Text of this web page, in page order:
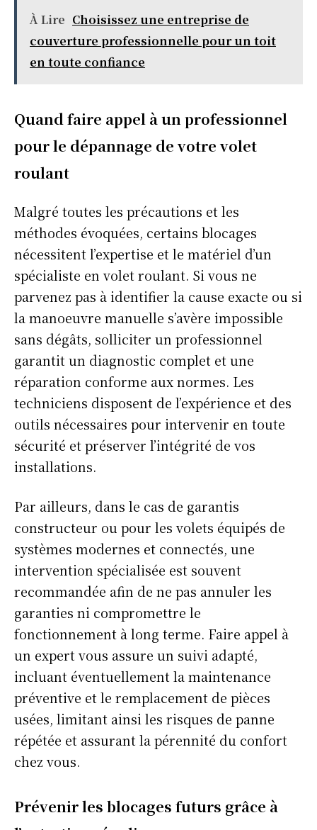
À Lire Choisissez une entreprise de
couverture professionnelle pour un toit
en toute confiance
Quand faire appel à un professionnel
pour le dépannage de votre volet
roulant
Malgré toutes les précautions et les
méthodes évoquées, certains blocages
nécessitent l’expertise et le matériel d’un
spécialiste en volet roulant. Si vous ne
parvenez pas à identifier la cause exacte ou si
la manoeuvre manuelle s’avère impossible
sans dégâts, solliciter un professionnel
garantit un diagnostic complet et une
réparation conforme aux normes. Les
techniciens disposent de l’expérience et des
outils nécessaires pour intervenir en toute
sécurité et préserver l’intégrité de vos
installations.
Par ailleurs, dans le cas de garantis
constructeur ou pour les volets équipés de
systèmes modernes et connectés, une
intervention spécialisée est souvent
recommandée afin de ne pas annuler les
garanties ni compromettre le
fonctionnement à long terme. Faire appel à
un expert vous assure un suivi adapté,
incluant éventuellement la maintenance
préventive et le remplacement de pièces
usées, limitant ainsi les risques de panne
répétée et assurant la pérennité du confort
chez vous.
Prévenir les blocages futurs grâce à